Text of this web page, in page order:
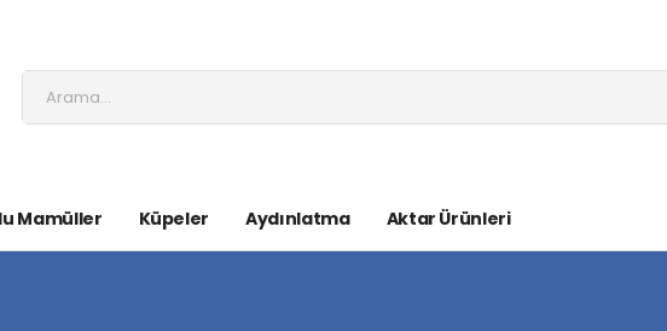
Mamüller Küpeler Aydınlatma Aktar Ürünleri